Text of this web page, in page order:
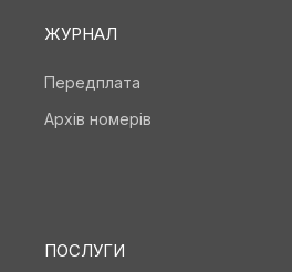
ЖУРНАЛ
Передплата
Архів номерів
ПОСЛУГИ